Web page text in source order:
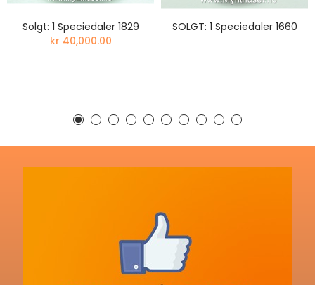
Solgt: 1 Speciedaler 1829
kr 40,000.00
SOLGT: 1 Speciedaler 1660